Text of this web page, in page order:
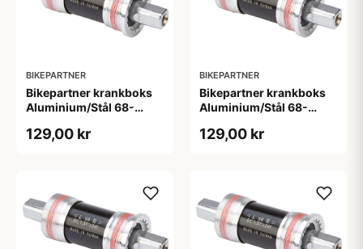
BIKEPARTNER
Bikepartner krankboks
Aluminium/Stål 68-
129,00 kr
BIKEPARTNER
Bikepartner krankboks
Aluminium/Stål 68-
129,00 kr